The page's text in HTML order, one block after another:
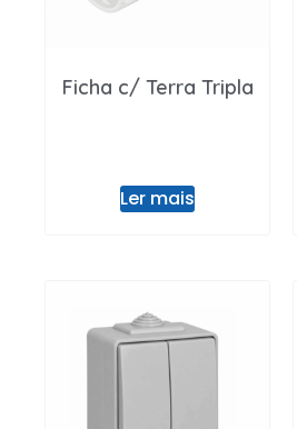
Ficha c/ Terra Tripla
Ler mais